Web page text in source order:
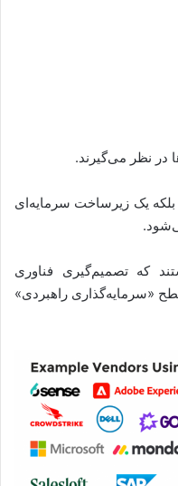
در نظر می‌گیرند.
بلکه یک زیرساخت سرمایه‌ای
که تصمیم‌گیری فناوری
«سرمایه‌گذاری راهبردی»